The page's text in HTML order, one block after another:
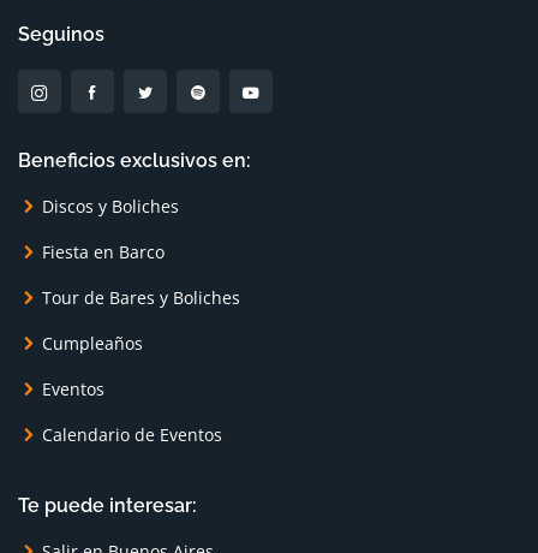
Seguinos
Beneficios exclusivos en:
Discos y Boliches
Fiesta en Barco
Tour de Bares y Boliches
Cumpleaños
Eventos
Calendario de Eventos
Te puede interesar: